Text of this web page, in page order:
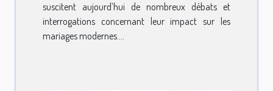
suscitent aujourd’hui de nombreux débats et
interrogations concernant leur impact sur les
mariages modernes....